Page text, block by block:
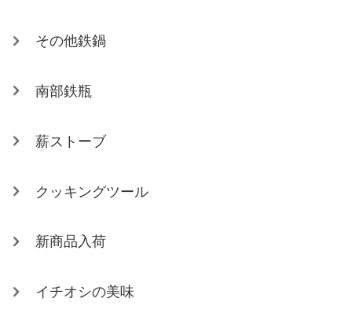
その他鉄鍋
南部鉄瓶
薪ストーブ
クッキングツール
新商品入荷
イチオシの美味